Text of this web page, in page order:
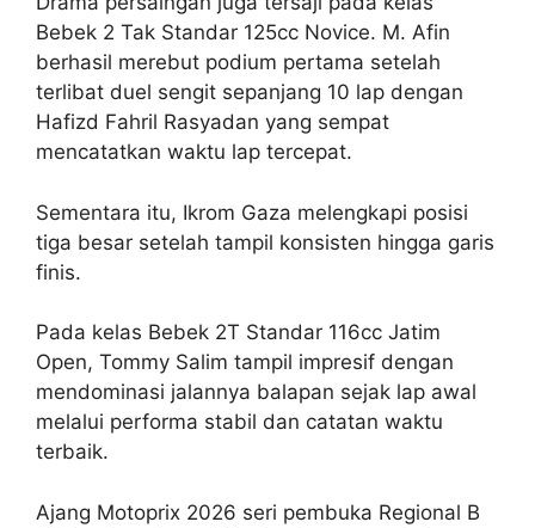
Bebek 2 Tak Standar 125cc Novice. M. Afin
berhasil merebut podium pertama setelah
terlibat duel sengit sepanjang 10 lap dengan
Hafizd Fahril Rasyadan yang sempat
mencatatkan waktu lap tercepat.
Sementara itu, Ikrom Gaza melengkapi posisi
tiga besar setelah tampil konsisten hingga garis
finis.
Pada kelas Bebek 2T Standar 116cc Jatim
Open, Tommy Salim tampil impresif dengan
mendominasi jalannya balapan sejak lap awal
melalui performa stabil dan catatan waktu
terbaik.
Ajang Motoprix 2026 seri pembuka Regional B